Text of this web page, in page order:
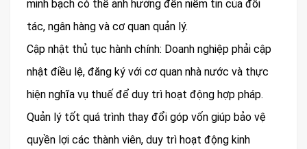
minh bạch có thể ảnh hưởng đến niềm tin của đối
tác, ngân hàng và cơ quan quản lý.
Cập nhật thủ tục hành chính: Doanh nghiệp phải cập
nhật điều lệ, đăng ký với cơ quan nhà nước và thực
hiện nghĩa vụ thuế để duy trì hoạt động hợp pháp.
Quản lý tốt quá trình thay đổi góp vốn giúp bảo vệ
quyền lợi các thành viên, duy trì hoạt động kinh